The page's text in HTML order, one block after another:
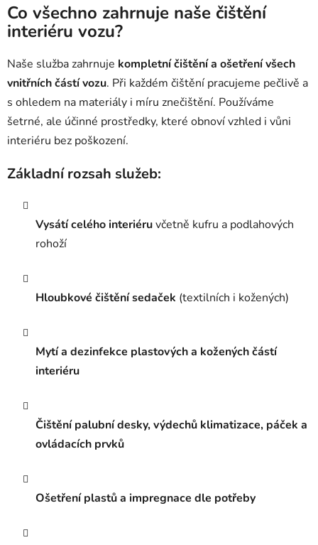
Co všechno zahrnuje naše čištění
interiéru vozu?
Naše služba zahrnuje kompletní čištění a ošetření všech
vnitřních částí vozu. Při každém čištění pracujeme pečlivě a
s ohledem na materiály i míru znečištění. Používáme
šetrné, ale účinné prostředky, které obnoví vzhled i vůni
interiéru bez poškození.
Základní rozsah služeb:
Vysátí celého interiéruvčetně kufru a podlahových
rohoží
Hloubkové čištění sedaček (textilních i kožených)
Mytí a dezinfekce plastových a kožených částí
interiéru
Čištění palubní desky, výdechů klimatizace, páček a
ovládacích prvků
Ošetření plastů a impregnace dle potřeby